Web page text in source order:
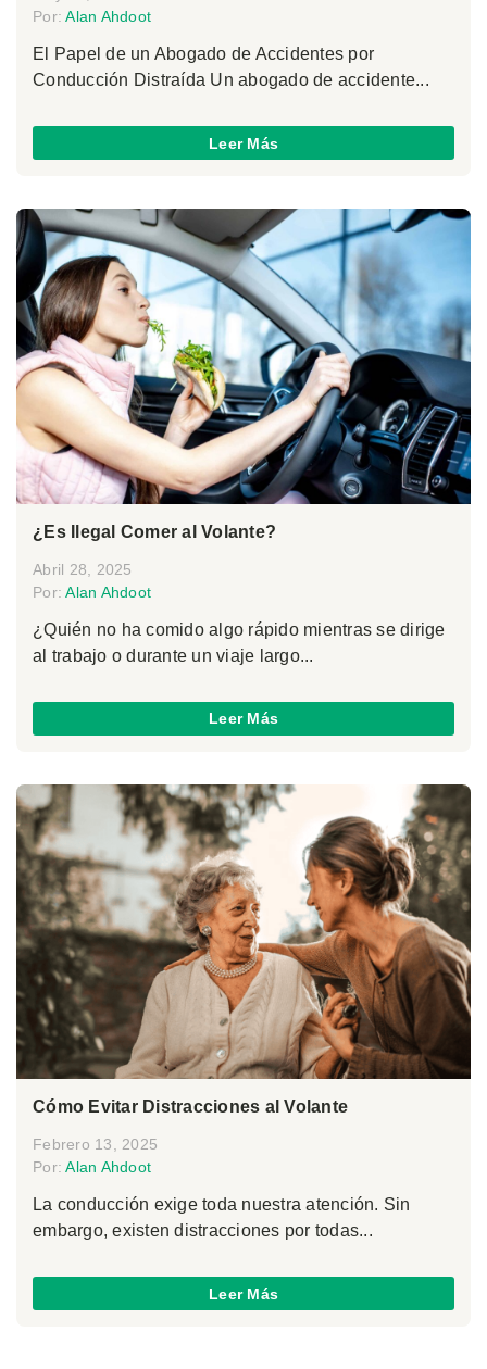
Por:Alan Ahdoot
El Papel de un Abogado de Accidentes por
Conducción Distraída Un abogado de accidente...
Leer Más
¿Es Ilegal Comer al Volante?
Abril 28, 2025
Por:Alan Ahdoot
¿Quién no ha comido algo rápido mientras se dirige
al trabajo o durante un viaje largo...
Leer Más
Cómo Evitar Distracciones al Volante
Febrero 13, 2025
Por:Alan Ahdoot
La conducción exige toda nuestra atención. Sin
embargo, existen distracciones por todas...
Leer Más